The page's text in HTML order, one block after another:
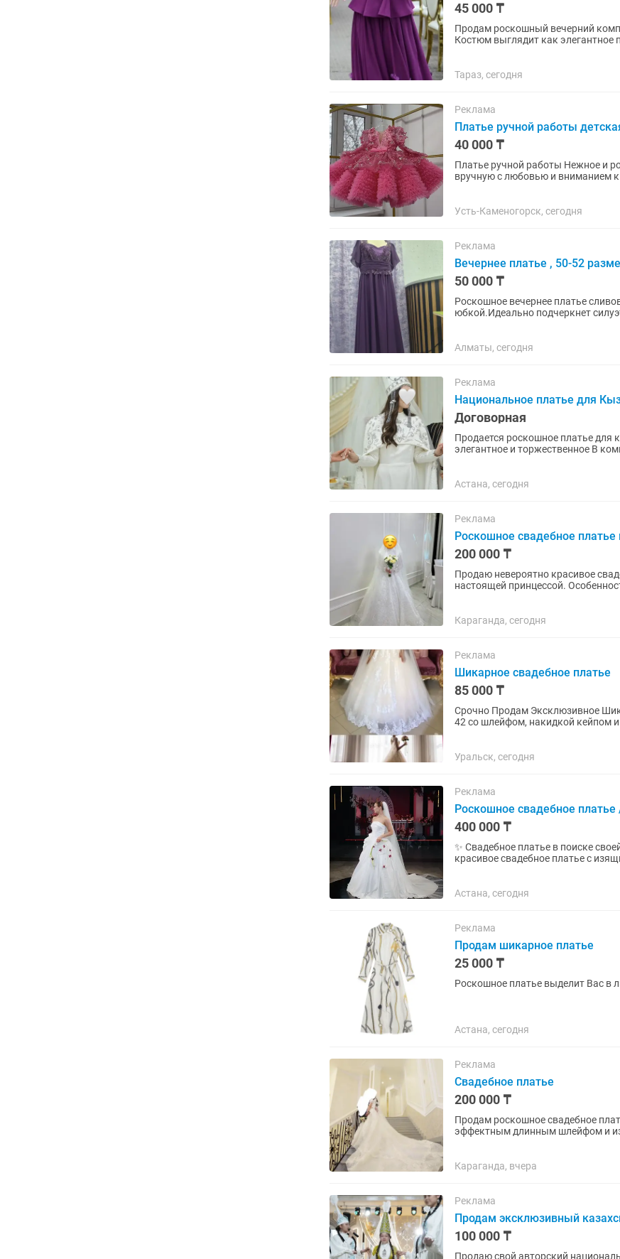
45 000 ₸
Продам роскошный вечерний
Костюм выглядит как элегантное
Тараз, сегодня
Реклама
Платье ручной работы
40 000 ₸
Платье ручной работы Нежное и роскошное платье для маленькой принцессы, созданное
вручную с любовью и вниманием
Усть-Каменогорск, сегодня
Реклама
Вечернее платье , 50-52
50 000 ₸
Роскошное вечернее платье
юбкой.Идеально подчеркнет
Алматы, сегодня
Реклама
Национальное платье для
Договорная
Продается роскошное платье для
элегантное и торжественное В
Астана, сегодня
Реклама
Роскошное свадебное платье
200 000 ₸
Продаю невероятно красивое
настоящей принцессой. Особенности платья: • Элегантный пышный силуэт • Полностью
Караганда, сегодня
Реклама
Шикарное свадебное платье
85 000 ₸
Срочно Продам Эксклюзивное Шикарное
42 со шлейфом, накидкой кейпом
Уральск, сегодня
Реклама
Роскошное свадебное
400 000 ₸
✨ Свадебное платье в поиске своей невесты ✨ Современное,
красивое свадебное платье с
Астана, сегодня
Реклама
Продам шикарное платье
25 000 ₸
Роскошное платье выделит Вас в
Астана, сегодня
Реклама
Свадебное платье
200 000 ₸
Продам роскошное свадебное платье Великолепное свадебное платье в стиле
эффектным длинным шлейфом и
Караганда, вчера
Реклама
Продам эксклюзивный
100 000 ₸
Продаю свой авторский